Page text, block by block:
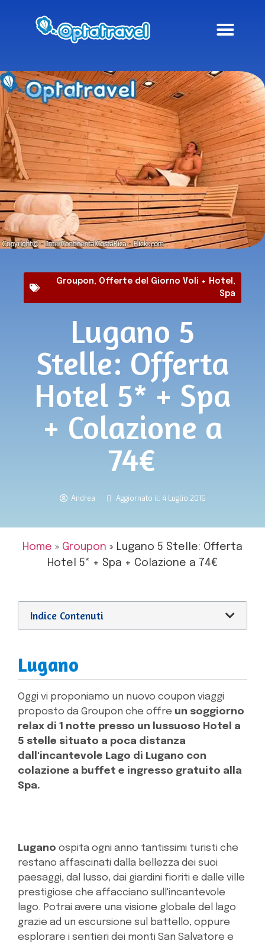
Groupon, Offerte del Giorno Voli + Hotel ,
Spa
Lugano 5
Stelle: Offerta
Hotel 5* + Spa
+ Colazione a
74€
Andrea Aggiornato il: 4 Luglio 2016
Home » Groupon » Lugano 5 Stelle: Offerta
Hotel 5* + Spa + Colazione a 74€
Indice Contenuti
Lugano
Oggi vi proponiamo un nuovo coupon viaggi
proposto da Groupon che offre un soggiorno
relax di 1 notte presso un lussuoso Hotel a
5 stelle situato a poca distanza
dall'incantevole Lago di Lugano con
colazione a buffet e ingresso gratuito alla
Spa.
Lugano ospita ogni anno tantissimi turisti che
restano affascinati dalla bellezza dei suoi
paesaggi, dal lusso, dai giardini fioriti e dalle ville
prestigiose che affacciano sull'incantevole
lago. Potrai avere una visione globale del lago
grazie ad un escursione sul battello, oppure
esplorare i sentieri dei monti San Salvatore e